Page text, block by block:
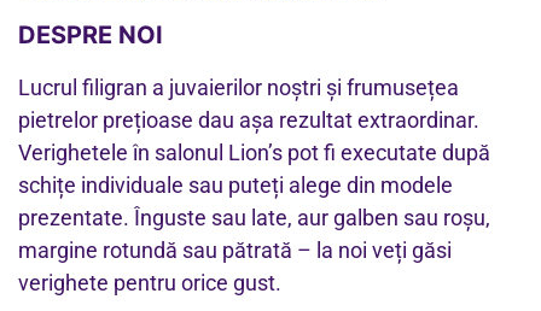
DESPRE NOI
Lucrul filigran a juvaierilor noștri și frumusețea
pietrelor prețioase dau așa rezultat extraordinar.
Verighetele în salonul Lion’s pot fi executate după
schițe individuale sau puteți alege din modele
prezentate. Înguste sau late, aur galben sau roșu,
margine rotundă sau pătrată – la noi veți găsi
verighete pentru orice gust.